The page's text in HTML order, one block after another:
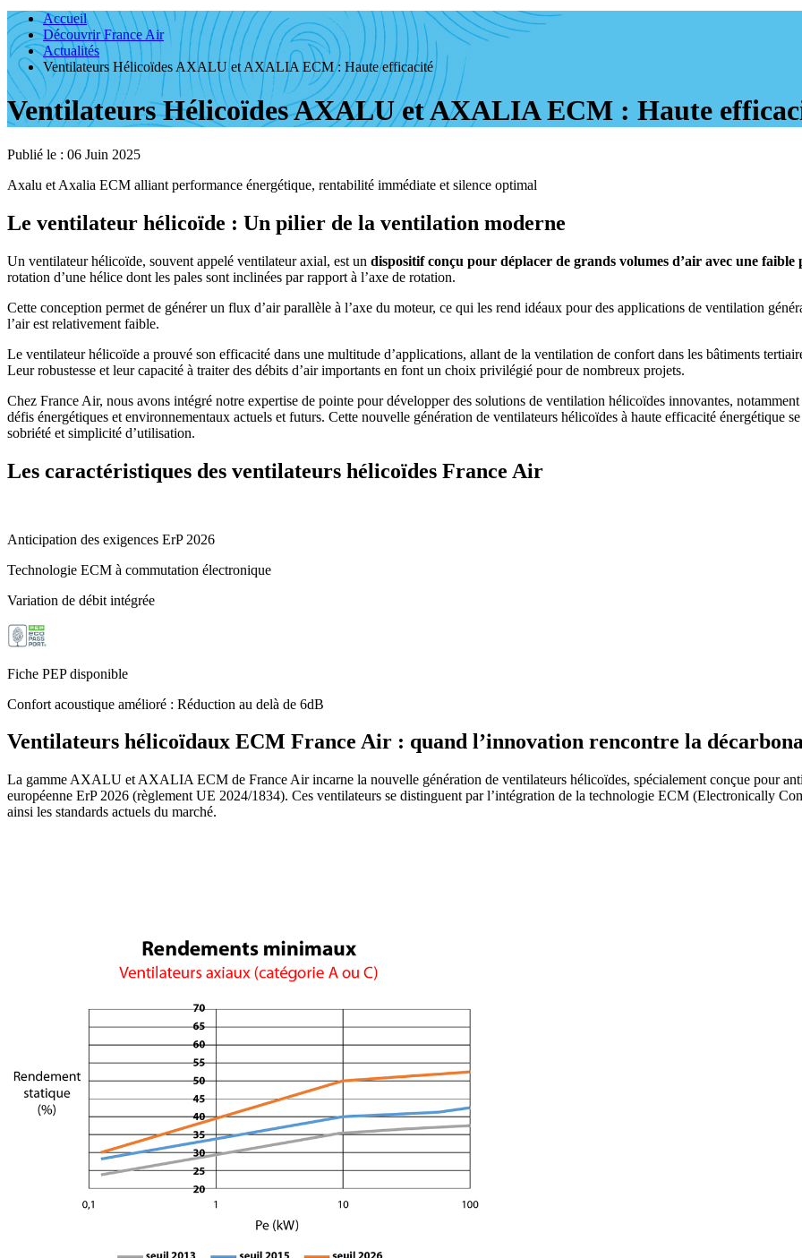
Accueil
Découvrir France Air
Actualités
Ventilateurs Hélicoïdes AXALU et AXALIA ECM : Haute efficacité
Ventilateurs Hélicoïdes AXALU et AXALIA ECM : Haute
Publié le : 06 Juin 2025
Axalu et Axalia ECM alliant performance énergétique, rentabilité immédiate et silence optimal
Le ventilateur hélicoïde : Un pilier de la ventilation moderne
Un ventilateur hélicoïde, souvent appelé ventilateur axial, est un dispositif conçu pour déplacer de grands volumes d’air avec une faible
rotation d’une hélice dont les pales sont inclinées par rapport à l’axe de rotation.
Cette conception permet de générer un flux d’air parallèle à l’axe du moteur, ce qui les rend idéaux pour des applications de ventilation
l’air est relativement faible.
Le ventilateur hélicoïde a prouvé son efficacité dans une multitude d’applications, allant de la ventilation de confort dans les bâtiments
Leur robustesse et leur capacité à traiter des débits d’air importants en font un choix privilégié pour de nombreux projets.
Chez France Air, nous avons intégré notre expertise de pointe pour développer des solutions de ventilation hélicoïdes innovantes,
défis énergétiques et environnementaux actuels et futurs. Cette nouvelle génération de ventilateurs hélicoïdes à haute efficacité énergétique
sobriété et simplicité d’utilisation.
Les caractéristiques des ventilateurs hélicoïdes France Air
Anticipation des exigences ErP 2026
Technologie ECM à commutation électronique
Variation de débit intégrée
Fiche PEP disponible
Confort acoustique amélioré : Réduction au delà de 6dB
Ventilateurs hélicoïdaux ECM France Air : quand l’innovation rencontre la
La gamme AXALU et AXALIA ECM de France Air incarne la nouvelle génération de ventilateurs hélicoïdes, spécialement conçue pour
européenne ErP 2026 (règlement UE 2024/1834). Ces ventilateurs se distinguent par l’intégration de la technologie ECM (Electronically
ainsi les standards actuels du marché.